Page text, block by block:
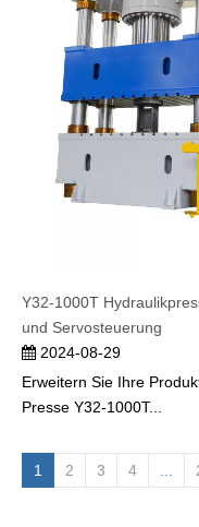
Y32-1000T
und Servosteuerung
2024-08-29
Erweitern Sie Ihre
Presse Y32-1000T...
1 2 3 4